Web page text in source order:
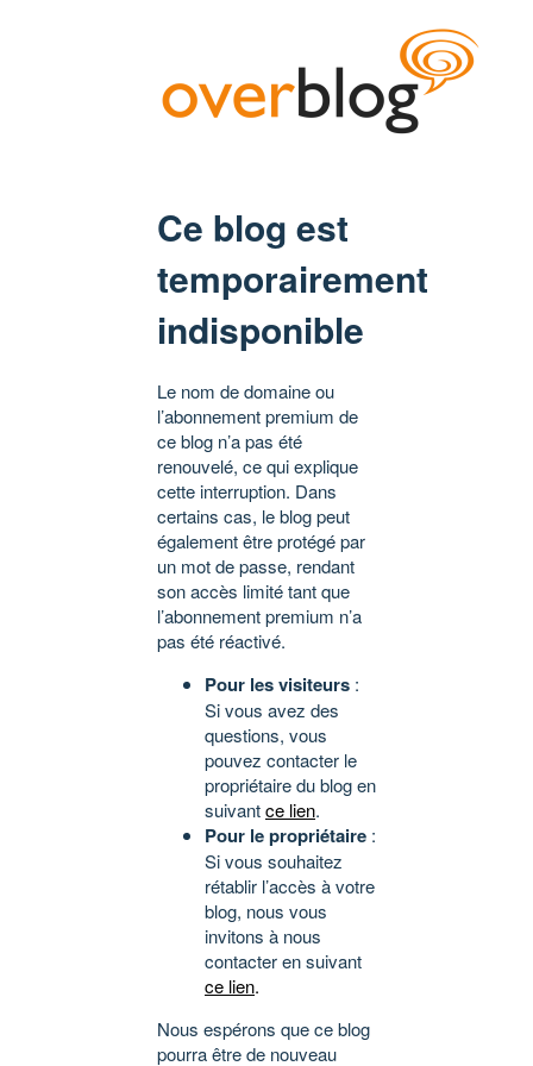
Ce blog est
temporairement
indisponible
Le nom de domaine ou
l’abonnement premium de
ce blog n’a pas été
renouvelé, ce qui explique
cette interruption. Dans
certains cas, le blog peut
également être protégé par
un mot de passe, rendant
son accès limité tant que
l’abonnement premium n’a
pas été réactivé.
Pour les visiteurs :
Si vous avez des
questions, vous
pouvez contacter le
propriétaire du blog en
suivantce lien.
Pour le propriétaire :
Si vous souhaitez
rétablir l’accès à votre
blog, nous vous
invitons à nous
contacter en suivant
ce lien.
Nous espérons que ce blog
pourra être de nouveau